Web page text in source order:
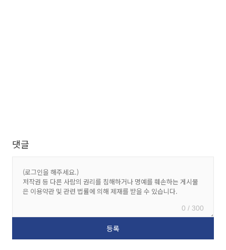
댓글
0 / 300